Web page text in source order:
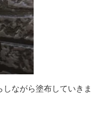
ながら塗布していきま